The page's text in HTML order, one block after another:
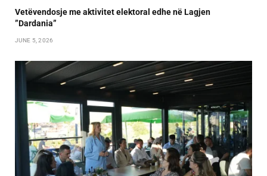
Vetëvendosje me aktivitet elektoral edhe në Lagjen
”Dardania”
JUNE 5, 2026